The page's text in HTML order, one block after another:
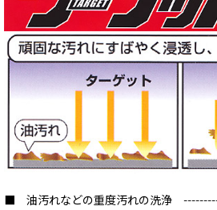
■ 油汚れなどの重度汚れの洗浄